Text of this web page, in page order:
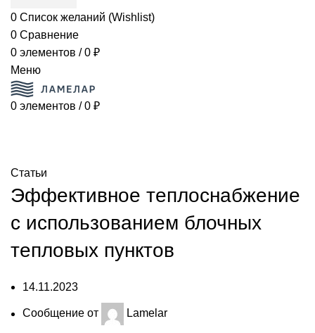
0 Список желаний (Wishlist)
0 Сравнение
0 элементов / 0 ₽
Меню
0 элементов / 0 ₽
Статьи
Эффективное теплоснабжение
с использованием блочных
тепловых пунктов
14.11.2023
Сообщение от Lamelar